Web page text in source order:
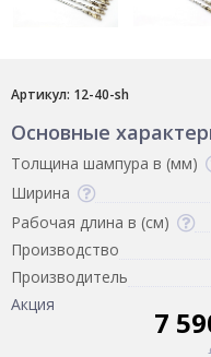
Артикул: 12-40-sh
Основные
Толщина шампура в (мм)
Ширина
Рабочая длина в (см)
Производство
Производитель
Акция
7